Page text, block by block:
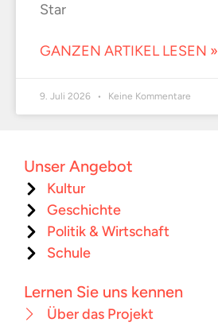
Star
GANZEN ARTIKEL LESEN »
9. Juli 2026 Keine Kommentare
Unser Angebot
Kultur
Geschichte
Politik & Wirtschaft
Schule
Lernen Sie uns kennen
Über das Projekt